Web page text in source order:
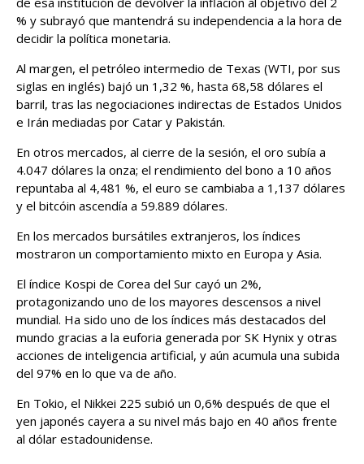
% y subrayó que mantendrá su independencia a la hora de
decidir la política monetaria.
Al margen, el petróleo intermedio de Texas (WTI, por sus
siglas en inglés) bajó un 1,32 %, hasta 68,58 dólares el
barril, tras las negociaciones indirectas de Estados Unidos
e Irán mediadas por Catar y Pakistán.
En otros mercados, al cierre de la sesión, el oro subía a
4.047 dólares la onza; el rendimiento del bono a 10 años
repuntaba al 4,481 %, el euro se cambiaba a 1,137 dólares
y el bitcóin ascendía a 59.889 dólares.
En los mercados bursátiles extranjeros, los índices
mostraron un comportamiento mixto en Europa y Asia.
El índice Kospi de Corea del Sur cayó un 2%,
protagonizando uno de los mayores descensos a nivel
mundial. Ha sido uno de los índices más destacados del
mundo gracias a la euforia generada por SK Hynix y otras
acciones de inteligencia artificial, y aún acumula una subida
del 97% en lo que va de año.
En Tokio, el Nikkei 225 subió un 0,6% después de que el
yen japonés cayera a su nivel más bajo en 40 años frente
al dólar estadounidense.